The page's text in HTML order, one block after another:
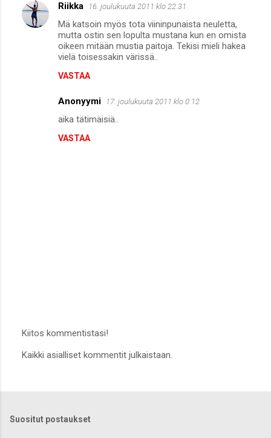
t
Riikka 16. joulukuuta 2011 klo 22.31
Mä katsoin myös tota viininpunaista neuletta,
mutta ostin sen lopulta mustana kun en omista
oikeen mitään mustia paitoja. Tekisi mieli hakea
vielä toisessakin värissä..
VASTAA
Anonyymi 17. joulukuuta 2011 klo 0.12
aika tätimäisiä..
VASTAA
ä
o
Kiitos kommentistasi!
Kaikki asialliset kommentit julkaistaan.
Suositut postaukset